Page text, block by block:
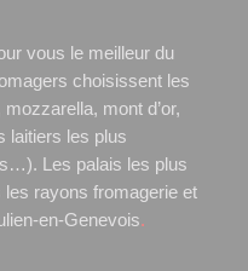
vous le meilleur du
choisissent les
mont d’or,
laitiers les plus
Les palais les plus
rayons fromagerie et
en-Genevois.